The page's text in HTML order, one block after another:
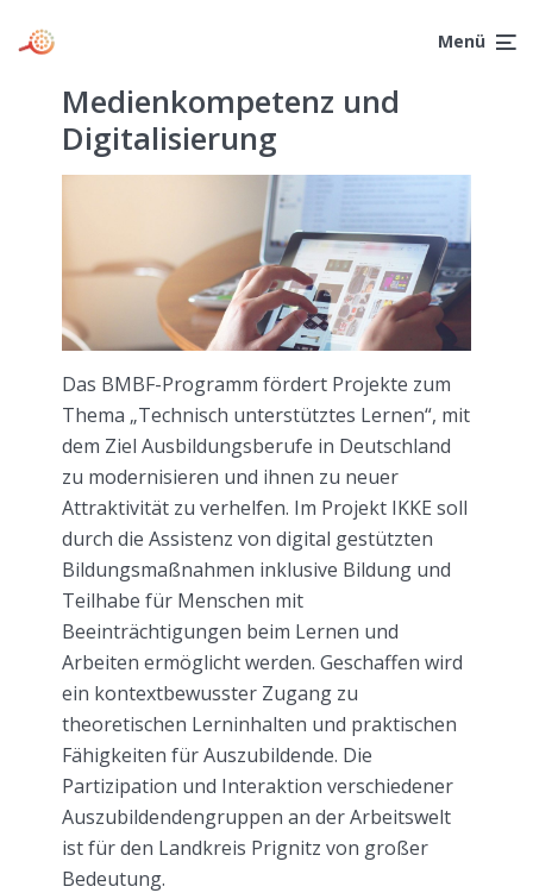
Menü
Medienkompetenz und
Digitalisierung
Das BMBF-Programm fördert Projekte zum
Thema „Technisch unterstütztes Lernen“, mit
dem Ziel Ausbildungsberufe in Deutschland
zu modernisieren und ihnen zu neuer
Attraktivität zu verhelfen. Im Projekt IKKE soll
durch die Assistenz von digital gestützten
Bildungsmaßnahmen inklusive Bildung und
Teilhabe für Menschen mit
Beeinträchtigungen beim Lernen und
Arbeiten ermöglicht werden. Geschaffen wird
ein kontextbewusster Zugang zu
theoretischen Lerninhalten und praktischen
Fähigkeiten für Auszubildende. Die
Partizipation und Interaktion verschiedener
Auszubildendengruppen an der Arbeitswelt
ist für den Landkreis Prignitz von großer
Bedeutung.